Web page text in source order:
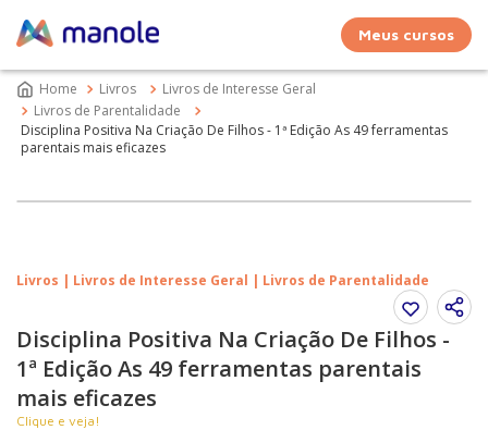
Meus cursos
Livros
Livros de Interesse Geral
Livros de Parentalidade
Disciplina Positiva Na Criação De Filhos - 1ª Edição As 49 ferramentas
parentais mais eficazes
Livros | Livros de Interesse Geral | Livros de Parentalidade
Disciplina Positiva Na Criação De Filhos -
1ª Edição As 49 ferramentas parentais
mais eficazes
Clique e veja!